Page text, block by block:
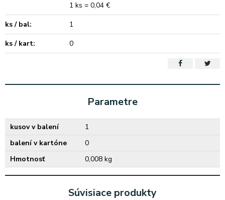
1 ks = 0,04 €
ks / bal:
1
ks / kart:
0
Parametre
kusov v balení
1
balení v kartóne
0
Hmotnosť
0,008 kg
Súvisiace produkty